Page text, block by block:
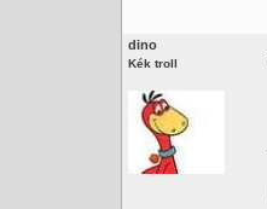
dino
Kék troll